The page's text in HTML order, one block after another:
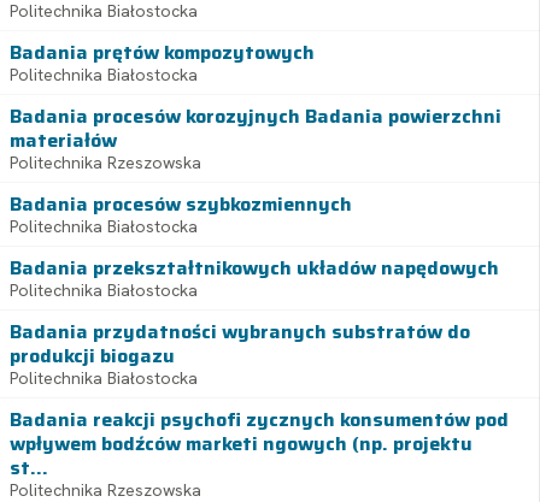
Politechnika Białostocka
Badania prętów kompozytowych
Politechnika Białostocka
Badania procesów korozyjnych Badania powierzchni
materiałów
Politechnika Rzeszowska
Badania procesów szybkozmiennych
Politechnika Białostocka
Badania przekształtnikowych układów napędowych
Politechnika Białostocka
Badania przydatności wybranych substratów do
produkcji biogazu
Politechnika Białostocka
Badania reakcji psychofi zycznych konsumentów pod
wpływem bodźców marketi ngowych (np. projektu
st...
Politechnika Rzeszowska